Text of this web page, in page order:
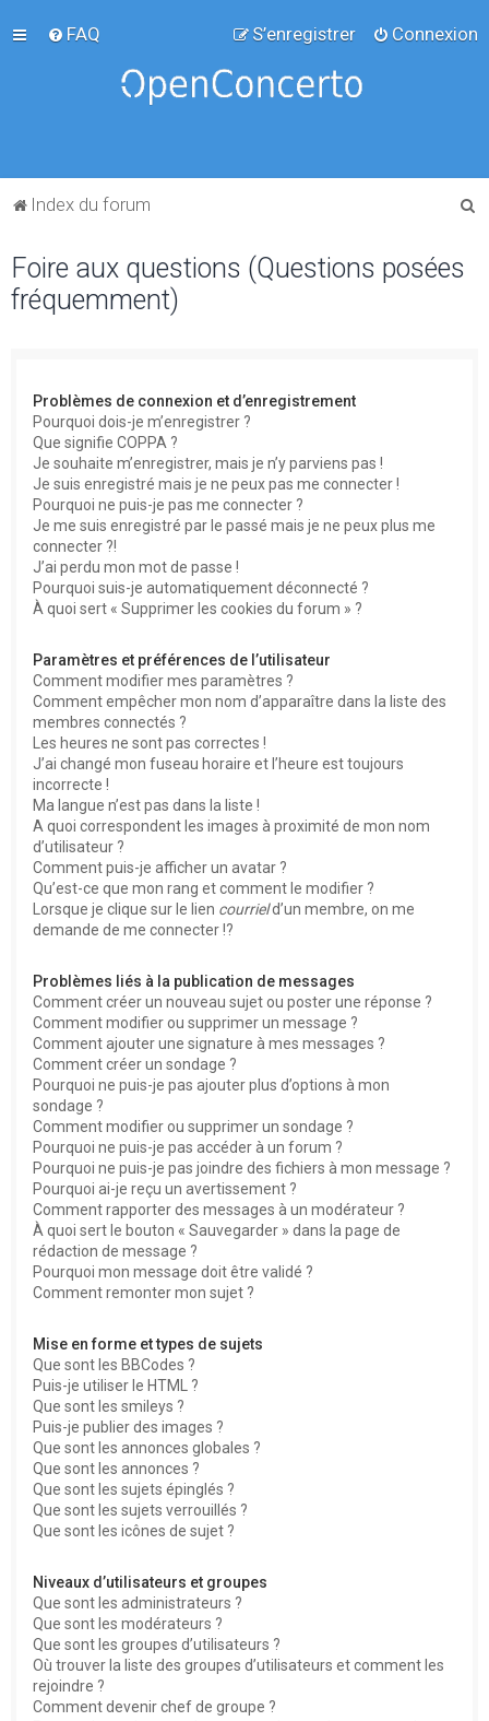
FAQ Connexion
S’enregistrer
Index du forum
Foire aux questions (Questions posées
fréquemment)
Problèmes de connexion et d’enregistrement
Pourquoi dois-je m’enregistrer ?
Que signifie COPPA ?
Je souhaite m’enregistrer, mais je n’y parviens pas !
Je suis enregistré mais je ne peux pas me connecter !
Pourquoi ne puis-je pas me connecter ?
Je me suis enregistré par le passé mais je ne peux plus me
connecter ?!
J’ai perdu mon mot de passe !
Pourquoi suis-je automatiquement déconnecté ?
À quoi sert « Supprimer les cookies du forum » ?
Paramètres et préférences de l’utilisateur
Comment modifier mes paramètres ?
Comment empêcher mon nom d’apparaître dans la liste des
membres connectés ?
Les heures ne sont pas correctes !
J’ai changé mon fuseau horaire et l’heure est toujours
incorrecte !
Ma langue n’est pas dans la liste !
A quoi correspondent les images à proximité de mon nom
d’utilisateur ?
Comment puis-je afficher un avatar ?
Qu’est-ce que mon rang et comment le modifier ?
Lorsque je clique sur le lien courrield’un membre, on me
demande de me connecter !?
Problèmes liés à la publication de messages
Comment créer un nouveau sujet ou poster une réponse ?
Comment modifier ou supprimer un message ?
Comment ajouter une signature à mes messages ?
Comment créer un sondage ?
Pourquoi ne puis-je pas ajouter plus d’options à mon
sondage ?
Comment modifier ou supprimer un sondage ?
Pourquoi ne puis-je pas accéder à un forum ?
Pourquoi ne puis-je pas joindre des fichiers à mon message ?
Pourquoi ai-je reçu un avertissement ?
Comment rapporter des messages à un modérateur ?
À quoi sert le bouton « Sauvegarder » dans la page de
rédaction de message ?
Pourquoi mon message doit être validé ?
Comment remonter mon sujet ?
Mise en forme et types de sujets
Que sont les BBCodes ?
Puis-je utiliser le HTML ?
Que sont les smileys ?
Puis-je publier des images ?
Que sont les annonces globales ?
Que sont les annonces ?
Que sont les sujets épinglés ?
Que sont les sujets verrouillés ?
Que sont les icônes de sujet ?
Niveaux d’utilisateurs et groupes
Que sont les administrateurs ?
Que sont les modérateurs ?
Que sont les groupes d’utilisateurs ?
Où trouver la liste des groupes d’utilisateurs et comment les
rejoindre ?
Comment devenir chef de groupe ?